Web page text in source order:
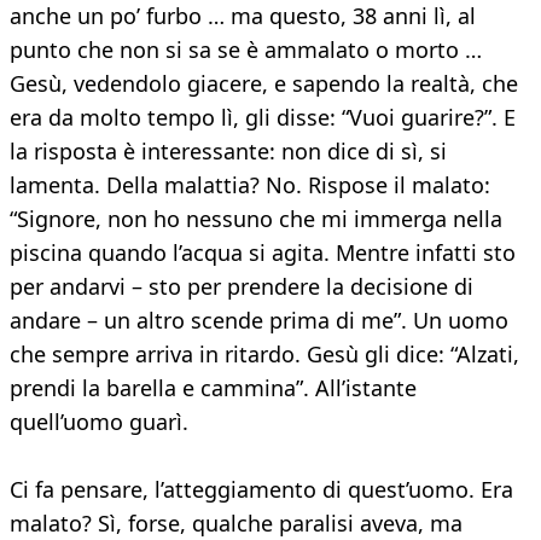
anche un po’ furbo … ma questo, 38 anni lì, al
punto che non si sa se è ammalato o morto …
Gesù, vedendolo giacere, e sapendo la realtà, che
era da molto tempo lì, gli disse: “Vuoi guarire?”. E
la risposta è interessante: non dice di sì, si
lamenta. Della malattia? No. Rispose il malato:
“Signore, non ho nessuno che mi immerga nella
piscina quando l’acqua si agita. Mentre infatti sto
per andarvi – sto per prendere la decisione di
andare – un altro scende prima di me”. Un uomo
che sempre arriva in ritardo. Gesù gli dice: “Alzati,
prendi la barella e cammina”. All’istante
quell’uomo guarì.
Ci fa pensare, l’atteggiamento di quest’uomo. Era
malato? Sì, forse, qualche paralisi aveva, ma